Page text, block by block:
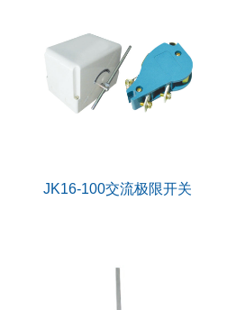
JK16-100交流极限开关